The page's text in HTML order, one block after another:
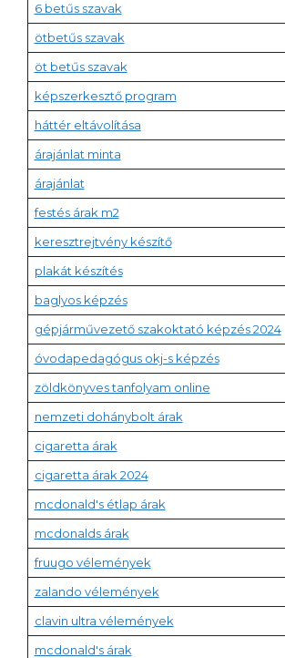
6 betűs szavak
ötbetűs szavak
öt betűs szavak
képszerkesztő program
háttér eltávolítása
árajánlat minta
árajánlat
festés árak m2
keresztrejtvény készítő
plakát készítés
baglyos képzés
gépjárművezető szakoktató képzés 2024
óvodapedagógus okj-s képzés
zöldkönyves tanfolyam online
nemzeti dohánybolt árak
cigaretta árak
cigaretta árak 2024
mcdonald's étlap árak
mcdonalds árak
fruugo vélemények
zalando vélemények
clavin ultra vélemények
mcdonald's árak